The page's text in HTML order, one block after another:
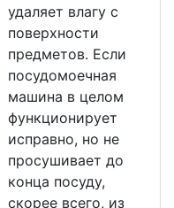
удаляет влагу с
поверхности
предметов. Если
посудомоечная
машина в целом
функционирует
исправно, но не
просушивает до
конца посуду,
скорее всего, из